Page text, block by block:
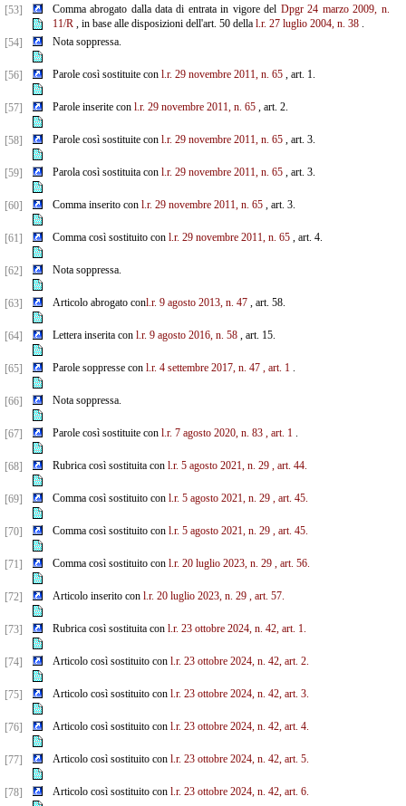
[53] Comma abrogato dalla data di entrata in vigore del Dpgr 24 marzo 2009, n.
11/R, in base alle disposizioni dell'art. 50 della l.r. 27 luglio 2004, n. 38.
[54]
Nota soppressa.
[56] Parole così sostituite con l.r. 29 novembre 2011, n. 65, art. 1.
[57] Parole inserite con l.r. 29 novembre 2011, n. 65, art. 2.
[58] Parole così sostituite con l.r. 29 novembre 2011, n. 65, art. 3.
[59] Parola così sostituita con l.r. 29 novembre 2011, n. 65, art. 3.
[60] Comma inserito con l.r. 29 novembre 2011, n. 65, art. 3.
[61] Comma così sostituito con l.r. 29 novembre 2011, n. 65, art. 4.
[62] Nota soppressa.
[63] Articolo abrogato conl.r. 9 agosto 2013, n. 47, art. 58.
[64] Lettera inserita con l.r. 9 agosto 2016, n. 58, art. 15.
[65] Parole soppresse con l.r. 4 settembre 2017, n. 47 , art. 1.
[66] Nota soppressa.
[67] Parole così sostituite con l.r. 7 agosto 2020, n. 83 , art. 1.
[68] Rubrica così sostituita con l.r. 5 agosto 2021, n. 29 , art. 44.
[69] Comma così sostituito con l.r. 5 agosto 2021, n. 29 , art. 45.
[70] Comma così sostituito con l.r. 5 agosto 2021, n. 29 , art. 45.
[71] Comma così sostituito con l.r. 20 luglio 2023, n. 29 , art. 56.
[72] Articolo inserito con l.r. 20 luglio 2023, n. 29 , art. 57.
[73] Rubrica così sostituita con l.r. 23 ottobre 2024, n. 42, art. 1.
[74] Articolo così sostituito con l.r. 23 ottobre 2024, n. 42, art. 2.
[75] Articolo così sostituito con l.r. 23 ottobre 2024, n. 42, art. 3.
[76] Articolo così sostituito con l.r. 23 ottobre 2024, n. 42, art. 4.
[77] Articolo così sostituito con l.r. 23 ottobre 2024, n. 42, art. 5.
[78] Articolo così sostituito con l.r. 23 ottobre 2024, n. 42, art. 6.